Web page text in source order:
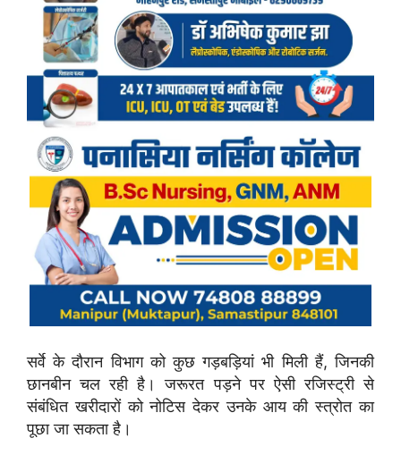
सर्वे के दौरान विभाग को कुछ गड़बड़ियां भी मिली हैं, जिनकी
छानबीन चल रही है। जरूरत पड़ने पर ऐसी रजिस्ट्री से
संबंधित खरीदारों को नोटिस देकर उनके आय की स्त्रोत का
पूछा जा सकता है।